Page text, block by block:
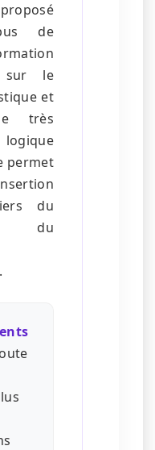
de
sur le
et
très
permet
du
du